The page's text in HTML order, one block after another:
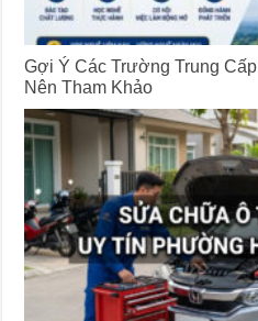
Gợi Ý Các Trường Trung
Nên Tham Khảo